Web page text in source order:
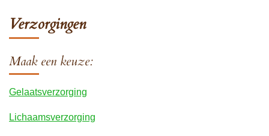
Verzorgingen
Maak een keuze:
Gelaatsverzorging
Lichaamsverzorging